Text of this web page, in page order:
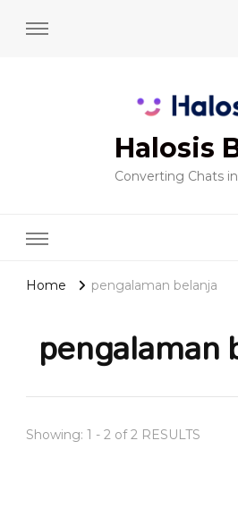
Halosis
Converting Chats
Home pengalaman belanja
pengalaman
Showing: 1 - 2 of 2 RESULTS